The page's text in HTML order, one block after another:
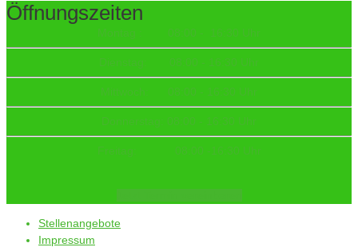
Öffnungszeiten
Stellenangebote
Impressum